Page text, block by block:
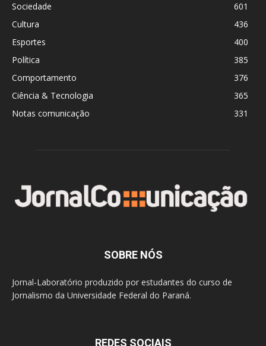
Sociedade
601
Cultura
436
Esportes
400
Política
385
Comportamento
376
Ciência & Tecnologia
365
Notas comunicação
331
SOBRE NÓS
Jornal-Laboratório produzido por estudantes do curso de
Jornalismo da Universidade Federal do Paraná.
REDES SOCIAIS